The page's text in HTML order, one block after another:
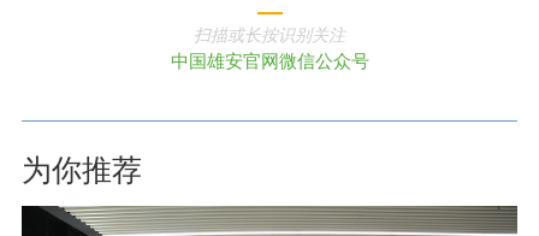
扫描或长按识别关注
中国雄安官网微信公众号
为你推荐